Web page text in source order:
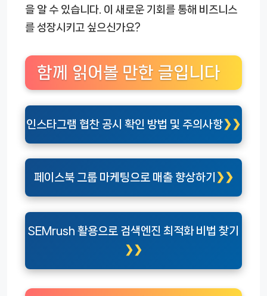
을 알 수 있습니다. 이 새로운 기회를 통해 비즈니스
를 성장시키고 싶으신가요?
함께 읽어볼 만한 글입니다
인스타그램 협찬 공시 확인 방법 및 주의사항
페이스북 그룹 마케팅으로 매출 향상하기
SEMrush 활용으로 검색엔진 최적화 비법 찾기